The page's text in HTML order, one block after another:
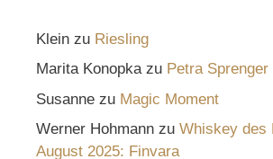
Klein zu Riesling
Marita Konopkazu Petra Sprenger
Susanne zu Magic Moment
Werner Hohmann zu Whiskey des
August 2025: Finvara